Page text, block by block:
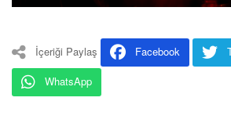
İçeriği Paylaş Facebook
WhatsApp